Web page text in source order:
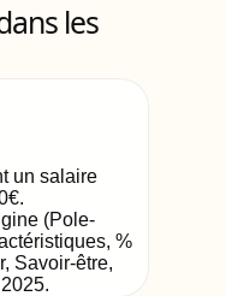
les
un salaire
€.
(Pole-
%
Savoir-être,
.